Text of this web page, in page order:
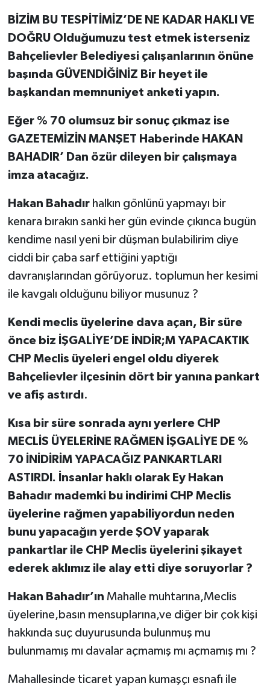
BİZİM BU TESPİTİMİZ’DE NE KADAR HAKLI VE
DOĞRU Olduğumuzu test etmek isterseniz
Bahçelievler Belediyesi çalışanlarının önüne
başında GÜVENDİĞİNİZ Bir heyet ile
başkandan memnuniyet anketi yapın.
Eğer % 70 olumsuz bir sonuç çıkmaz ise
GAZETEMİZİN MANŞET Haberinde HAKAN
BAHADIR’ Dan özür dileyen bir çalışmaya
imza atacağız.
Hakan Bahadır halkın gönlünü yapmayı bir
kenara bırakın sanki her gün evinde çıkınca bugün
kendime nasıl yeni bir düşman bulabilirim diye
ciddi bir çaba sarf ettiğini yaptığı
davranışlarından görüyoruz. toplumun her kesimi
ile kavgalı olduğunu biliyor musunuz ?
Kendi meclis üyelerine dava açan, Bir süre
önce biz İŞGALİYE’DE İNDİR;M YAPACAKTIK
CHP Meclis üyeleri engel oldu diyerek
Bahçelievler ilçesinin dört bir yanına pankart
ve afiş astırdı.
Kısa bir süre sonrada aynı yerlere CHP
MECLİS ÜYELERİNE RAĞMEN İŞGALİYE DE %
70 İNİDİRİM YAPACAĞIZ PANKARTLARI
ASTIRDI. İnsanlar haklı olarak Ey Hakan
Bahadır mademki bu indirimi CHP Meclis
üyelerine rağmen yapabiliyordun neden
bunu yapacağın yerde ŞOV yaparak
pankartlar ile CHP Meclis üyelerini şikayet
ederek aklımız ile alay etti diye soruyorlar ?
Hakan Bahadır’ın Mahalle muhtarına,Meclis
üyelerine,basın mensuplarına,ve diğer bir çok kişi
hakkında suç duyurusunda bulunmuş mu
bulunmamış mı davalar açmamış mı açmamış mı ?
Mahallesinde ticaret yapan kumaşçı esnafı ile